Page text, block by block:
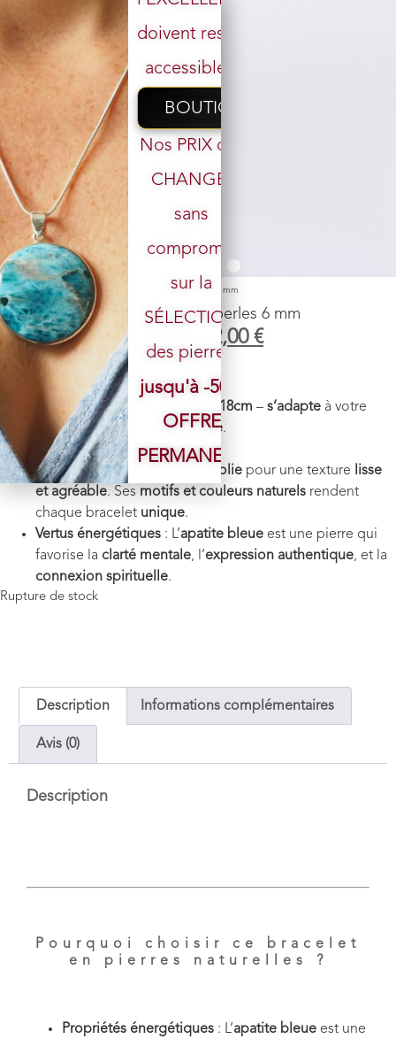
Accueil/Boutique/ Bracelet / Bracelet Apatite perles 6 mm
Bracelet Apatite perles 6 mm
29,00 22,00 €
Pierre : Apatite bleue
Taille des perles : 6 mm
Longueur bracelet
18cm – s’adapte à votre
poignetgrâce à sonélastique.
Poids: environ 10 g
Finition: Chaque pierre est polie pour une texture
lisse
et agréable. Ses motifs et couleurs naturels rendent
chaque bracelet unique.
Vertus énergétiques : L’apatite bleue est une pierre qui
favorise la clarté mentale, l’expression authentique, et la
connexion spirituelle.
Rupture de stock
Description Informations complémentaires
Avis (0)
Description
Pourquoi choisir ce bracelet
en pierres naturelles ?
Propriétés énergétiques : L’apatite bleue est une
Votre email
doivent rester
accessibles.
BOUTIQUE
Nos PRIX ont
CHANGÉ,
sans
compromis
sur la
SÉLECTION
des pierres.
jusqu'à -50%
OFFRE
PERMANENTE